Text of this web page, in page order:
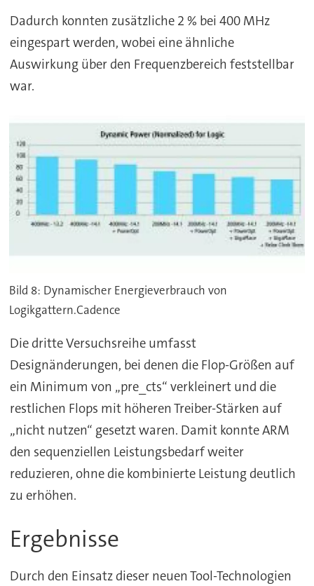
Dadurch konnten zusätzliche 2 % bei 400 MHz
eingespart werden, wobei eine ähnliche
Auswirkung über den Frequenzbereich feststellbar
war.
Bild 8: Dynamischer Energieverbrauch von
Logikgattern.Cadence
Die dritte Versuchsreihe umfasst
Designänderungen, bei denen die Flop-Größen auf
ein Minimum von „pre_cts“ verkleinert und die
restlichen Flops mit höheren Treiber-Stärken auf
„nicht nutzen“ gesetzt waren. Damit konnte ARM
den sequenziellen Leistungsbedarf weiter
reduzieren, ohne die kombinierte Leistung deutlich
zu erhöhen.
Ergebnisse
Durch den Einsatz dieser neuen Tool-Technologien